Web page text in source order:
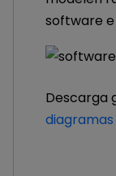
software
Descarga
diagramas